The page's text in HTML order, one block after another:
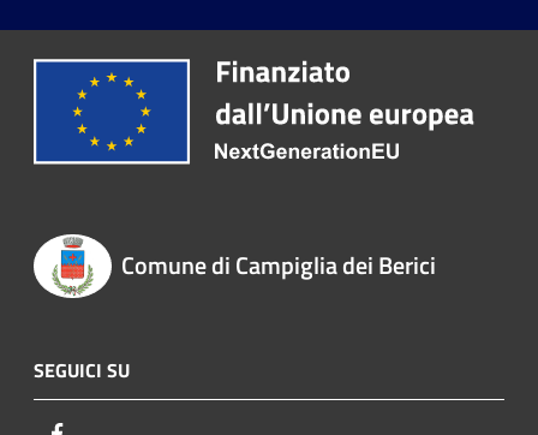
Comune di Campiglia dei Berici
SEGUICI SU